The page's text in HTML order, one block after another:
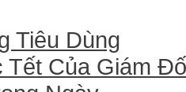
Tiêu Dùng
Tết Của Giám